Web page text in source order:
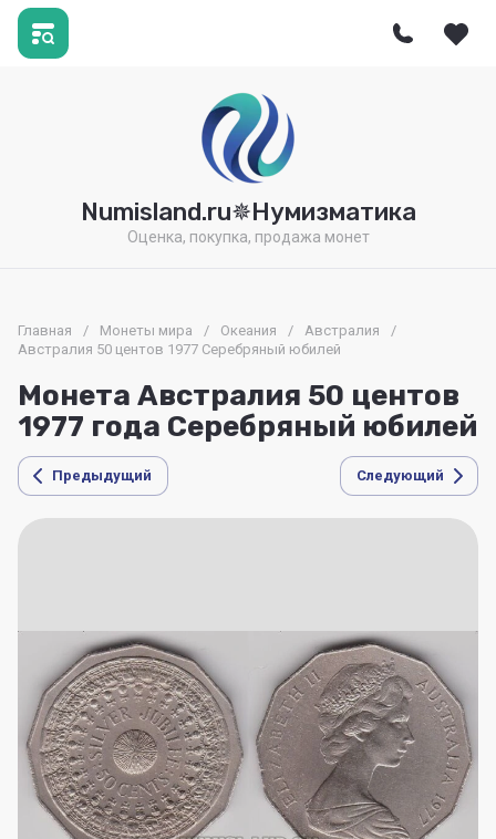
Numisland.ru✵Нумизматика
Оценка, покупка, продажа монет
Главная / Монеты мира / Океания / Австралия
/
Австралия 50 центов 1977 Серебряный юбилей
Монета Австралия 50 центов
1977 года Серебряный юбилей
Предыдущий Следующий